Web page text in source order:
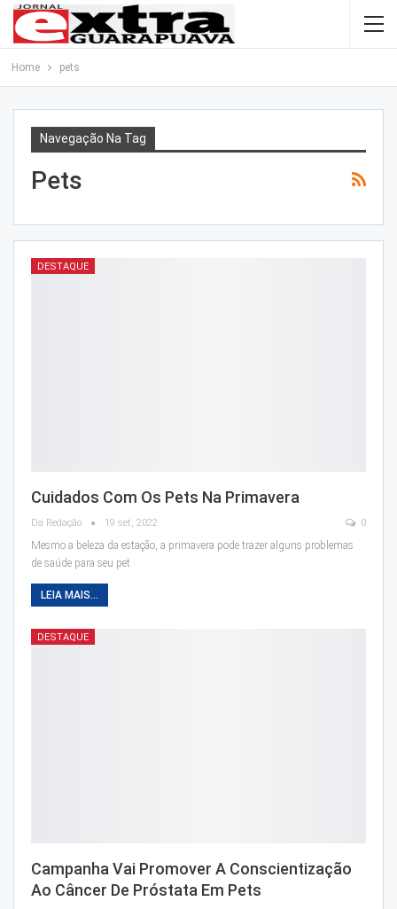
Home pets
Navegação Na Tag
Pets
DESTAQUE
Cuidados Com Os Pets Na Primavera
Da Redação 19 set, 2022 0
Mesmo a beleza da estação, a primavera pode trazer alguns problemas
de saúde para seu pet
LEIA MAIS...
DESTAQUE
Campanha Vai Promover A Conscientização
Ao Câncer De Próstata Em Pets